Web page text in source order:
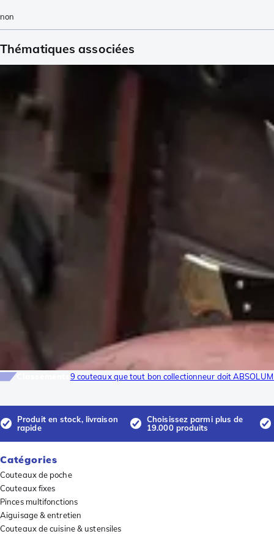
non
Thématiques associées
9 couteaux que tout bon collectionneur doit
Produit en stock, livraison
rapide
Choisissez parmi plus de
19.000 produits
Catégories
Couteaux de poche
Couteaux fixes
Pinces multifonctions
Aiguisage & entretien
Couteaux de cuisine & ustensiles